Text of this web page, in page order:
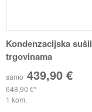
Kondenzacijska
trgovinama
samo 439,90 €
648,90 €
1 kom.